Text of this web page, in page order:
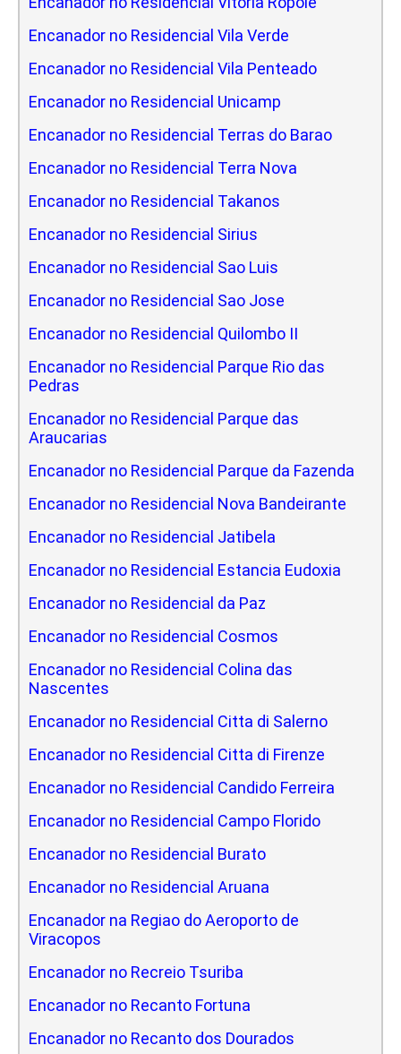
Encanador no Residencial Vila Verde
Encanador no Residencial Vila Penteado
Encanador no Residencial Unicamp
Encanador no Residencial Terras do Barao
Encanador no Residencial Terra Nova
Encanador no Residencial Takanos
Encanador no Residencial Sirius
Encanador no Residencial Sao Luis
Encanador no Residencial Sao Jose
Encanador no Residencial Quilombo II
Encanador no Residencial Parque Rio das
Pedras
Encanador no Residencial Parque das
Araucarias
Encanador no Residencial Parque da Fazenda
Encanador no Residencial Nova Bandeirante
Encanador no Residencial Jatibela
Encanador no Residencial Estancia Eudoxia
Encanador no Residencial da Paz
Encanador no Residencial Cosmos
Encanador no Residencial Colina das
Nascentes
Encanador no Residencial Citta di Salerno
Encanador no Residencial Citta di Firenze
Encanador no Residencial Candido Ferreira
Encanador no Residencial Campo Florido
Encanador no Residencial Burato
Encanador no Residencial Aruana
Encanador na Regiao do Aeroporto de
Viracopos
Encanador no Recreio Tsuriba
Encanador no Recanto Fortuna
Encanador no Recanto dos Dourados